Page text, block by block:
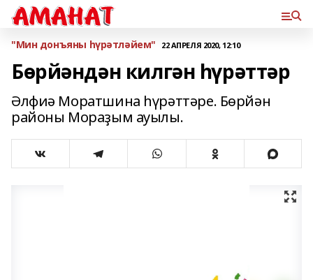
"Мин донъяны һүрәтләйем" 22 АПРЕЛЯ 2020, 12:10
Бөрйәндән килгән һүрәттәр
Әлфиә Моратшина һүрәттәре. Бөрйән
районы Мораҙым ауылы.